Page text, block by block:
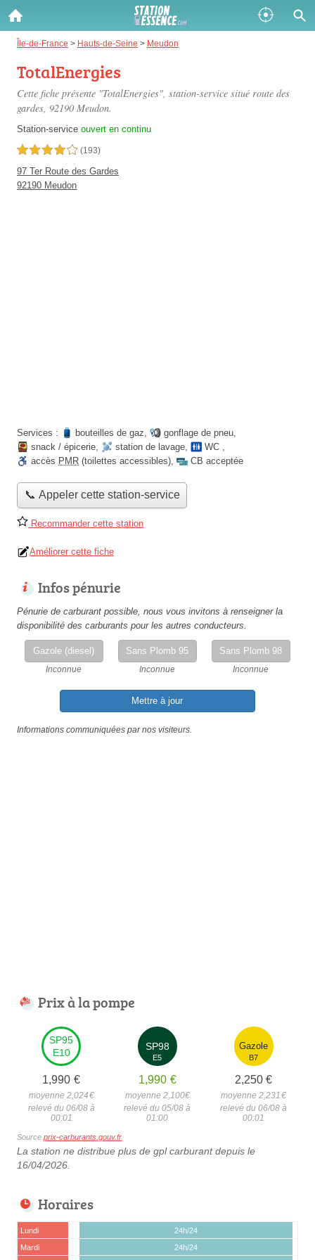
Île-de-France > Hauts-de-Seine > Meudon
TotalEnergies
Cette fiche présente "TotalEnergies", station-service situé route des
gardes, 92190 Meudon.
Station-service ouvert en continu
4,0 étoiles sur 5 (193)
97 Ter Route des Gardes
92190 Meudon
Services : bouteilles de gaz, gonflage de pneu,
snack / épicerie, station de lavage, WC ,
accès PMR (toilettes accessibles), CB acceptée
📞 Appeler cette station-service
Recommander cette station
Améliorer cette fiche
Infos pénurie
Pénurie de carburant possible, nous vous invitons à renseigner la
disponibilité des carburants pour les autres conducteurs.
Gazole (diesel)
Inconnue
Sans Plomb 95
Inconnue
Sans Plomb 98
Inconnue
Mettre à jour
Informations communiquées par nos visiteurs.
Prix à la pompe
SP95
E10
1,990 €
moyenne 2,024€
relevé du 06/08 à
00:01
SP98
E5
1,990 €
moyenne 2,100€
relevé du 05/08 à
01:00
Gazole
B7
2,250 €
moyenne 2,231 €
relevé du 06/08 à
00:01
Source prix-carburants.gouv.fr
La station ne distribue plus de gpl carburant depuis le
16/04/2026.
Horaires
Lundi
24h/24
Mardi
24h/24
Gazole :
Disponible
SP 98 :
Disponible
SP 95 :
Disponible